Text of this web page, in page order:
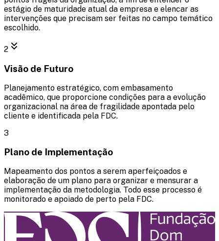
estágio de maturidade atual da empresa e elencar as
intervenções que precisam ser feitas no campo temático
escolhido.
2
Visão de Futuro
Planejamento estratégico, com embasamento
acadêmico, que proporcione condições para a evolução
organizacional na área de fragilidade apontada pelo
cliente e identificada pela FDC.
3
Plano de Implementação
Mapeamento dos pontos a serem aperfeiçoados e
elaboração de um plano para organizar e mensurar a
implementação da metodologia. Todo esse processo é
monitorado e apoiado de perto pela FDC.